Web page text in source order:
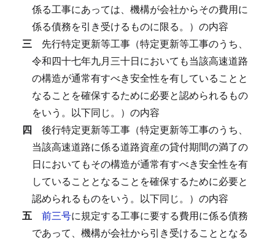
係る工事にあっては、機構が会社からその費用に
係る債務を引き受けるものに限る。）の内容
三 先行特定更新等工事（特定更新等工事のうち、
令和四十七年九月三十日においても当該高速道路
の構造が通常有すべき安全性を有していることと
なることを確保するために必要と認められるもの
をいう。以下同じ。）の内容
四 後行特定更新等工事（特定更新等工事のうち、
当該高速道路に係る道路資産の貸付期間の満了の
日においてもその構造が通常有すべき安全性を有
していることとなることを確保するために必要と
認められるものをいう。以下同じ。）の内容
五 前三号に規定する工事に要する費用に係る債務
であって、機構が会社から引き受けることとなる